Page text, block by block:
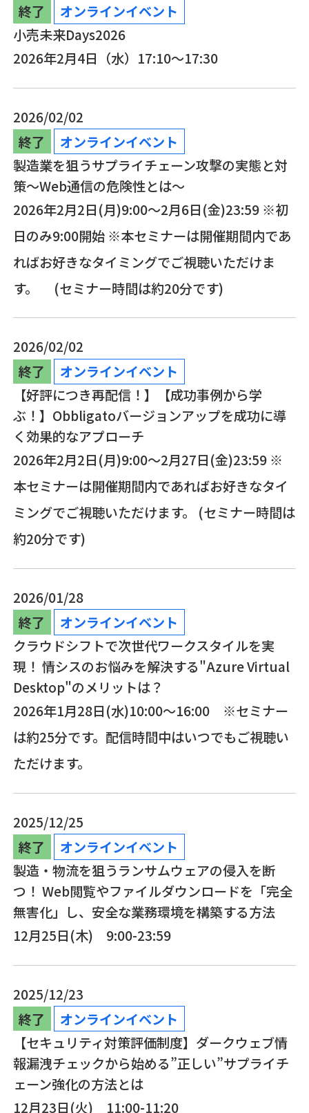
終了
オンラインイベント
小売未来Days2026
2026年2月4日（水）17:10～17:30
2026/02/02
終了
オンラインイベント
製造業を狙うサプライチェーン攻撃の実態と対
策～Web通信の危険性とは～
2026年2月2日(月)9:00～2月6日(金)23:59 ※初
日のみ9:00開始 ※本セミナーは開催期間内であ
ればお好きなタイミングでご視聴いただけま
す。 (セミナー時間は約20分です)
2026/02/02
終了
オンラインイベント
【好評につき再配信！】【成功事例から学
ぶ！】Obbligatoバージョンアップを成功に導
く効果的なアプローチ
2026年2月2日(月)9:00～2月27日(金)23:59 ※
本セミナーは開催期間内であればお好きなタイ
ミングでご視聴いただけます。 (セミナー時間は
約20分です)
2026/01/28
終了
オンラインイベント
クラウドシフトで次世代ワークスタイルを実
現！ 情シスのお悩みを解決する"Azure Virtual
Desktop"のメリットは？
2026年1月28日(水)10:00〜16:00 ※セミナー
は約25分です。配信時間中はいつでもご視聴い
ただけます。
2025/12/25
終了
オンラインイベント
製造・物流を狙うランサムウェアの侵入を断
つ！ Web閲覧やファイルダウンロードを「完全
無害化」し、安全な業務環境を構築する方法
12月25日(木) 9:00-23:59
2025/12/23
終了
オンラインイベント
【セキュリティ対策評価制度】ダークウェブ情
報漏洩チェックから始める”正しい”サプライチ
ェーン強化の方法とは
12月23日(火) 11:00-11:20